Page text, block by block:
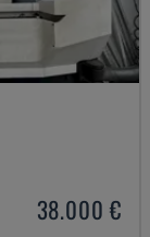
38.000 €